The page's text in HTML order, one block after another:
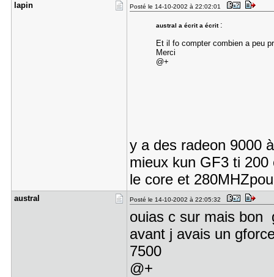
lapin Posté le 14-10-2002 à 22:02:01
austral a écrit a écrit :
Et il fo compter combien a peu
Merci
@+
y a des radeon 9000
mieux kun GF3 ti
le core et
austral Posté le 14-10-2002 à 22:05:32
ouias c sur mais bon
avant j avais un
7500
@+